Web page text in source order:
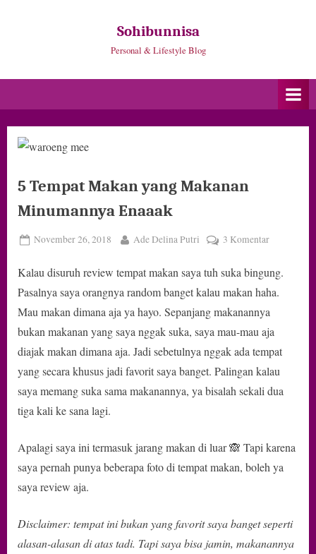
Sohibunnisa
Personal & Lifestyle Blog
5 Tempat Makan yang Makanan
Minumannya Enaaak
Posted
November 26, 2018 By
Ade Delina Putri 3 Komentarpada
Tempat
Makanan
Enaaak
Kalau disuruh review tempat makan saya tuh suka bingung.
Pasalnya saya orangnya random banget kalau makan haha.
Mau makan dimana aja ya hayo. Sepanjang makanannya
bukan makanan yang saya nggak suka, saya mau-mau aja
diajak makan dimana aja. Jadi sebetulnya nggak ada tempat
yang secara khusus jadi favorit saya banget. Palingan kalau
saya memang suka sama makanannya, ya bisalah sekali dua
tiga kali ke sana lagi.
Apalagi saya ini termasuk jarang makan di luar 🙈 Tapi karena
saya pernah punya beberapa foto di tempat makan, boleh ya
saya review aja.
Disclaimer: tempat ini bukan yang favorit saya banget seperti
alasan-alasan di atas tadi. Tapi saya bisa jamin, makanannya